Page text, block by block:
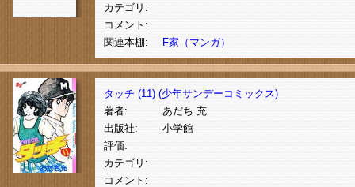
カテゴリ:
コメント:
関連本棚:
F家（マンガ）
タッチ (11) (少年サンデーコミックス)
著者:
あだち 充
出版社:
小学館
評価:
カテゴリ:
コメント: